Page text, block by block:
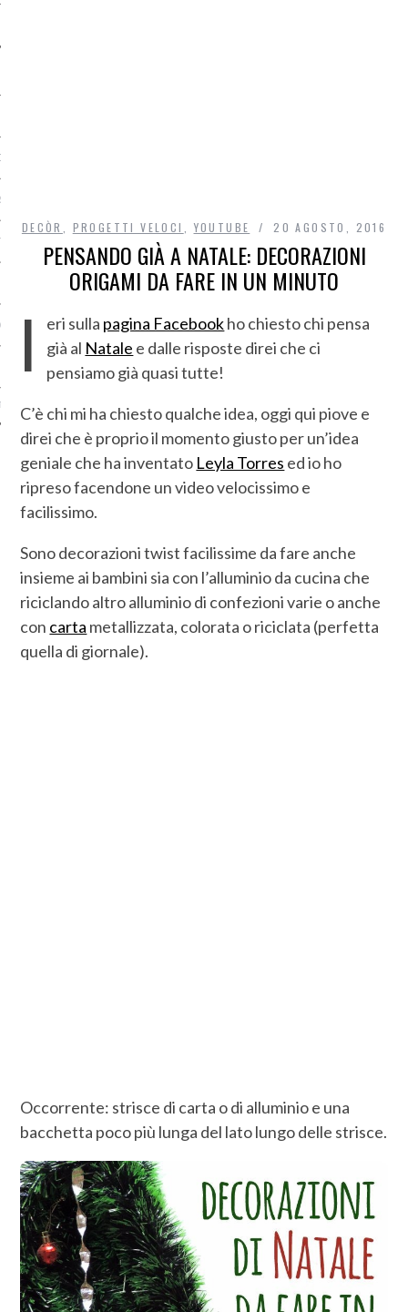
DI ACCESSO AI DATI
DECÒR PROGETTI VELOCI YOUTUBE 20 AGOSTO, 2016
PENSANDO GIÀ A NATALE: DECORAZIONI
ORIGAMI DA FARE IN UN MINUTO
I eri sulla pagina Facebookho chiesto chi pensa
già al Natale e dalle risposte direi che ci
pensiamo già quasi tutte!
C’è chi mi ha chiesto qualche idea, oggi qui piove e
direi che è proprio il momento giusto per un’idea
geniale che ha inventato Leyla Torres ed io ho
ripreso facendone un video velocissimo e
facilissimo.
Sono decorazioni twist facilissime da fare anche
insieme ai bambini sia con l’alluminio da cucina che
riciclando altro alluminio di confezioni varie o anche
con carta metallizzata, colorata o riciclata (perfetta
quella di giornale).
Occorrente: strisce di carta o di alluminio e una
bacchetta poco più lunga del lato lungo delle strisce.